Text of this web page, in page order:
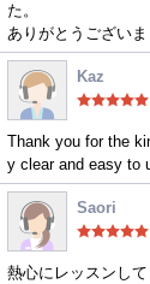
た。
ありがとうございま
Kaz
Thank you for the
y clear and easy to
Saori
熱心にレッスンして